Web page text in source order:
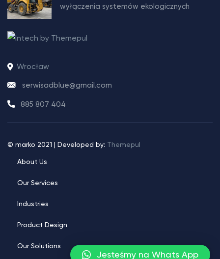
wyłączenia systemów ekologicznych
Wrocław
serwisadblue@gmail.com
885 807 404
© marko 2021 | Developed by: Themepul
About Us
Our Services
Industries
Product Design
Our Solutions
Jesteśmy na Whats App